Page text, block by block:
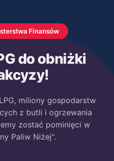
Finansów
do obniżki
miliony gospodarstw
z butli i ogrzewania
zostać pominięci w
Paliw Niżej".